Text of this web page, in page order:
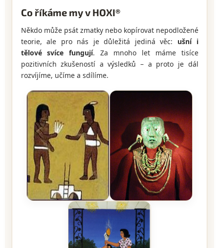
Co říkáme my v HOXI®
Někdo může psát zmatky nebo kopírovat nepodložené
teorie, ale pro nás je důležitá jediná věc: ušní i
tělové svíce fungují. Za mnoho let máme tisíce
pozitivních zkušeností a výsledků – a proto je dál
rozvíjíme, učíme a sdílíme.